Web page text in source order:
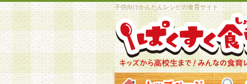
子供向けかんたんレシピの食育サイト